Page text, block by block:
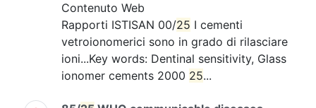
Contenuto Web
Rapporti ISTISAN 00/25 I cementi
vetroionomerici sono in grado di rilasciare
ioni...Key words: Dentinal sensitivity, Glass
ionomer cements 2000 25...